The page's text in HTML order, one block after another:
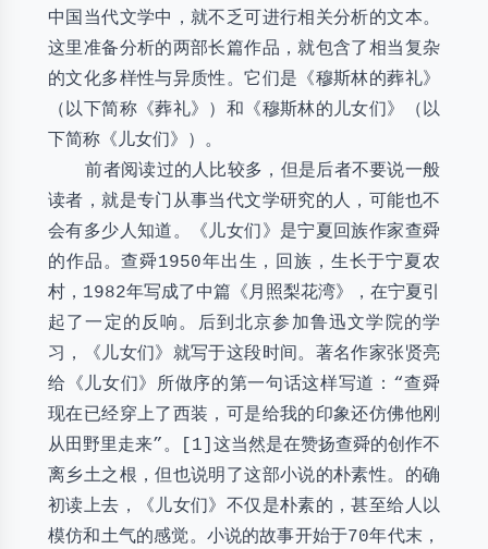
中国当代文学中，就不乏可进行相关分析的文本。
这里准备分析的两部长篇作品，就包含了相当复杂
的文化多样性与异质性。它们是《穆斯林的葬礼》
（以下简称《葬礼》）和《穆斯林的儿女们》（以
下简称《儿女们》）。
前者阅读过的人比较多，但是后者不要说一般
读者，就是专门从事当代文学研究的人，可能也不
会有多少人知道。《儿女们》是宁夏回族作家查舜
的作品。查舜1950年出生，回族，生长于宁夏农
村，1982年写成了中篇《月照梨花湾》，在宁夏引
起了一定的反响。后到北京参加鲁迅文学院的学
习，《儿女们》就写于这段时间。著名作家张贤亮
给《儿女们》所做序的第一句话这样写道：“查舜
现在已经穿上了西装，可是给我的印象还仿佛他刚
从田野里走来”。[1]这当然是在赞扬查舜的创作不
离乡土之根，但也说明了这部小说的朴素性。的确
初读上去，《儿女们》不仅是朴素的，甚至给人以
模仿和土气的感觉。小说的故事开始于70年代末，